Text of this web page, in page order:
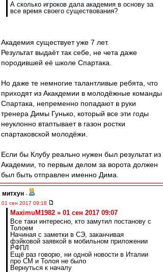
А сколько игроков дала академия в основу за
все время своего существования?
Академия существует уже 7 лет.
Результат выдаёт так себе, не чета даже
породившей её школе Спартака.
Но даже те немногие талантливые ребята, что
приходят из Акакдемии в молодёжные команды
Спартака, непременно попадают в руки
тренера Димы Гунько, который все эти годы
неуклонно втаптывает в газон ростки
спартаковской молодёжи.
Если бы Клубу реально нужен был результат из
Академии, то первым делом за ворота должен
был быть отправлен именно Дима.
митхун -
01 сен 2017 09:18
MaximuM1982 » 01 сен 2017 09:07
Все таки интересно, кто замутил постанову с
Толоем
Начиная с заметки в СЭ, заканчивая
фэйковой заявкой в мобильном приложении
РФПЛ
Ещё раз говорю, ни одной новости в Италии
про СМ и Толоя не было
Вернуться к началу